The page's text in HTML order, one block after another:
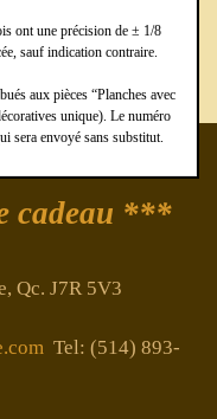
ont une précision de ± 1/8
sauf indication contraire.
aux pièces “Planches avec
unique). Le numéro
sera envoyé sans substitut.
cadeau ***
Qc. J7R 5V3
Tel: (514) 893-